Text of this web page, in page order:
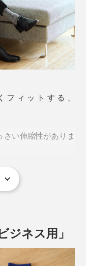
ジュ、ネイビー×ホワイト、ブ
る“最古の紙”であ
っても破れない、
幅の「スリット
こより状に撚るこ
ィットする、
い伸縮性がありま
ジネス用」